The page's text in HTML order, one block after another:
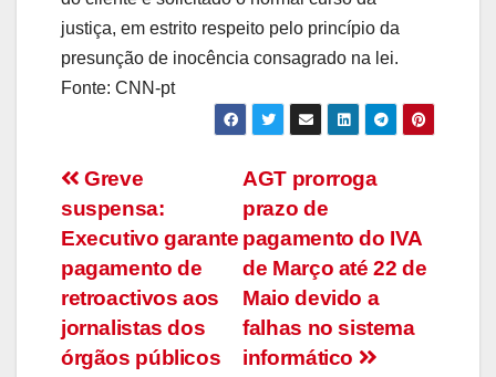
justiça, em estrito respeito pelo princípio da
presunção de inocência consagrado na lei.
Fonte: CNN-pt
Navegação
de
artigos
AGT prorroga
prazo de
pagamento do IVA
de Março até 22 de
Maio devido a
falhas no sistema
informático
Greve
suspensa:
Executivo garante
pagamento de
retroactivos aos
jornalistas dos
órgãos públicos